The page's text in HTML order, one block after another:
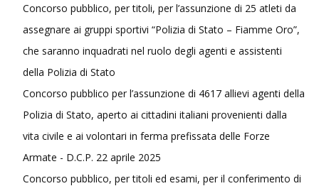
Concorso pubblico, per titoli, per l’assunzione di 25 atleti da
assegnare ai gruppi sportivi “Polizia di Stato – Fiamme Oro”,
che saranno inquadrati nel ruolo degli agenti e assistenti
della Polizia di Stato
Concorso pubblico per l’assunzione di 4617 allievi agenti della
Polizia di Stato, aperto ai cittadini italiani provenienti dalla
vita civile e ai volontari in ferma prefissata delle Forze
Armate - D.C.P. 22 aprile 2025
Concorso pubblico, per titoli ed esami, per il conferimento di